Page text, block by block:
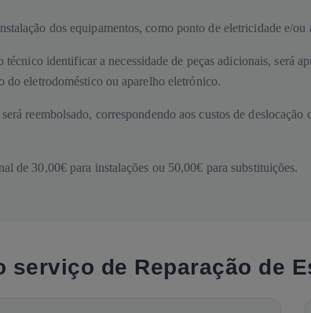
dos equipamentos, como ponto de eletricidade e/ou
identificar a necessidade de peças adicionais, será
do eletrodoméstico ou aparelho eletrónico.
reembolsado, correspondendo aos custos de
de 30,00€ para instalações ou 50,00€ para substituições.
de Reparação de